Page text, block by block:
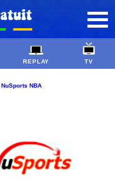
REPLAY TV
NuSports NBA